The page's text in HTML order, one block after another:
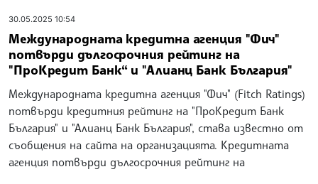
30.05.2025 10:54
Международната кредитна агенция "Фич"
потвърди дългосрочния рейтинг на
"ПроКредит Банк“ и "Алианц Банк България"
Международната кредитна агенция "Фич" (Fitch Ratings)
потвърди кредитния рейтинг на "ПроКредит Банк
България" и "Алианц Банк България", става известно от
съобщения на сайта на организацията. Кредитната
агенция потвърди дългосрочния рейтинг на